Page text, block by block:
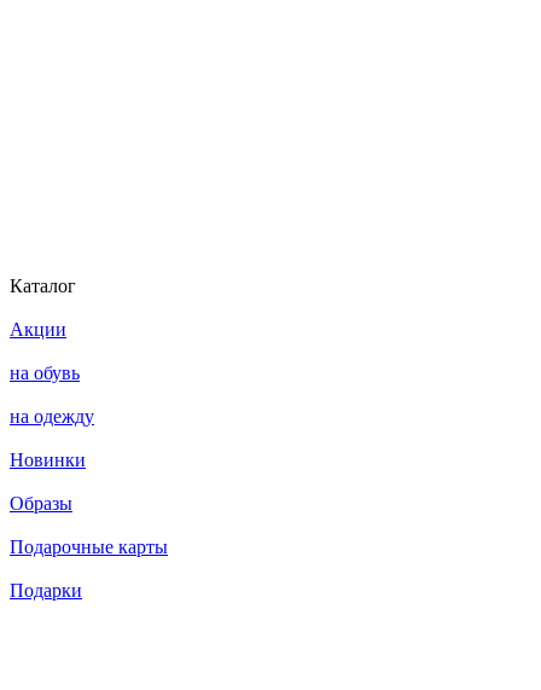
Каталог
Акции
на обувь
на одежду
Новинки
Образы
Подарочные карты
Подарки